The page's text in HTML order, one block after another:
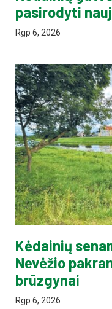
pasirodyti
Rgp 6, 2026
Kėdainių
Nevėžio
brūzgynai
Rgp 6, 2026